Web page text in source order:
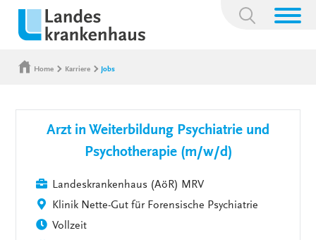
Suchbegriff:
Home Karriere Jobs
Arzt in Weiterbildung Psychiatrie und
Psychotherapie (m/w/d)
Landeskrankenhaus (AöR) MRV
Klinik Nette-Gut für Forensische Psychiatrie
Vollzeit